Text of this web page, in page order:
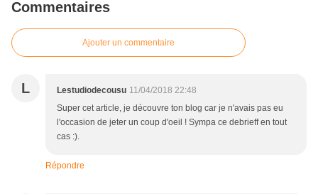
Commentaires
Ajouter un commentaire
L Lestudiodecousu 11/04/2018 22:48
Super cet article, je découvre ton blog car je n'avais pas eu
l'occasion de jeter un coup d'oeil ! Sympa ce debrieff en tout
cas :).
Répondre